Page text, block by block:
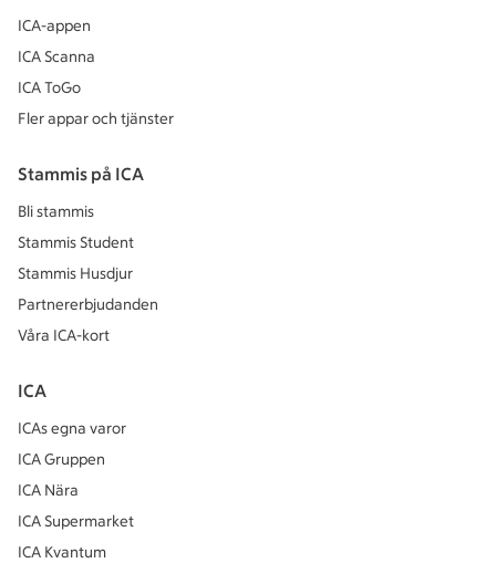
ICA-appen
ICA Scanna
ICA ToGo
Fler appar och tjänster
Stammis på ICA
Bli stammis
Stammis Student
Stammis Husdjur
Partnererbjudanden
Våra ICA-kort
ICA
ICAs egna varor
ICA Gruppen
ICA Nära
ICA Supermarket
ICA Kvantum